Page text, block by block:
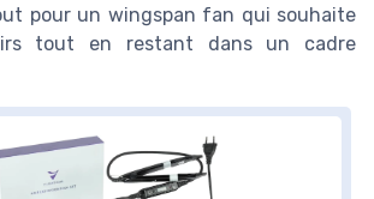
pour un wingspan fan qui souhaite
tout en restant dans un cadre